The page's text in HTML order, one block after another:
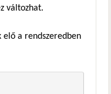
változhat.
a rendszeredben